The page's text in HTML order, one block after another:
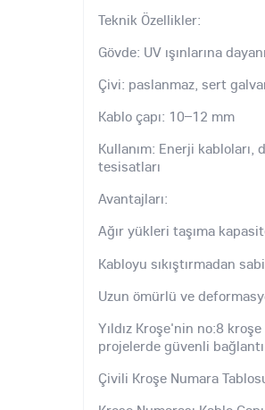
Teknik Özellikler:
Gövde: UV ışınlarına
Çivi: paslanmaz, sert
Kablo çapı: 10–12 mm
Kullanım: Enerji kabloları,
tesisatları
Avantajları:
Ağır yükleri taşıma
Kabloyu sıkıştırmadan
Uzun ömürlü ve
Yıldız Kroşe'nin no:8
projelerde güvenli
Çivili Kroşe Numara